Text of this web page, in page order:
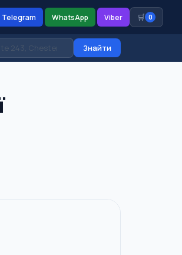
Telegram WhatsApp Viber 🛒 0
Знайти